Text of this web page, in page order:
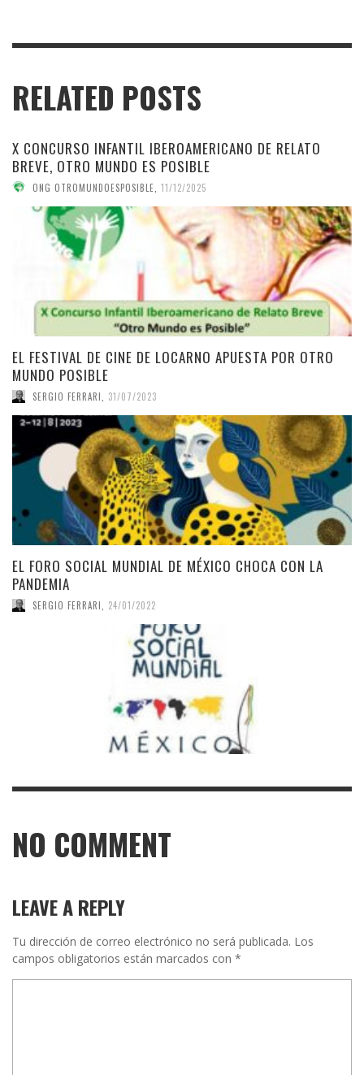
RELATED POSTS
X CONCURSO INFANTIL IBEROAMERICANO DE RELATO
BREVE, OTRO MUNDO ES POSIBLE
ONG OTROMUNDOESPOSIBLE, 11/12/2025
EL FESTIVAL DE CINE DE LOCARNO APUESTA POR OTRO
MUNDO POSIBLE
SERGIO FERRARI 31/07/2023
EL FORO SOCIAL MUNDIAL DE MÉXICO CHOCA CON LA
PANDEMIA
SERGIO FERRARI 24/01/2022
NO COMMENT
LEAVE A REPLY
Tu dirección de correo electrónico no será publicada. Los
campos obligatorios están marcados con *